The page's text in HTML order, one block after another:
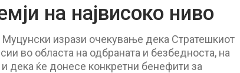
на највисоко ниво
изрази очекување дека Стратешкиот
во областа на одбраната и безбедноста, на
дека ќе донесе конкретни бенефити за